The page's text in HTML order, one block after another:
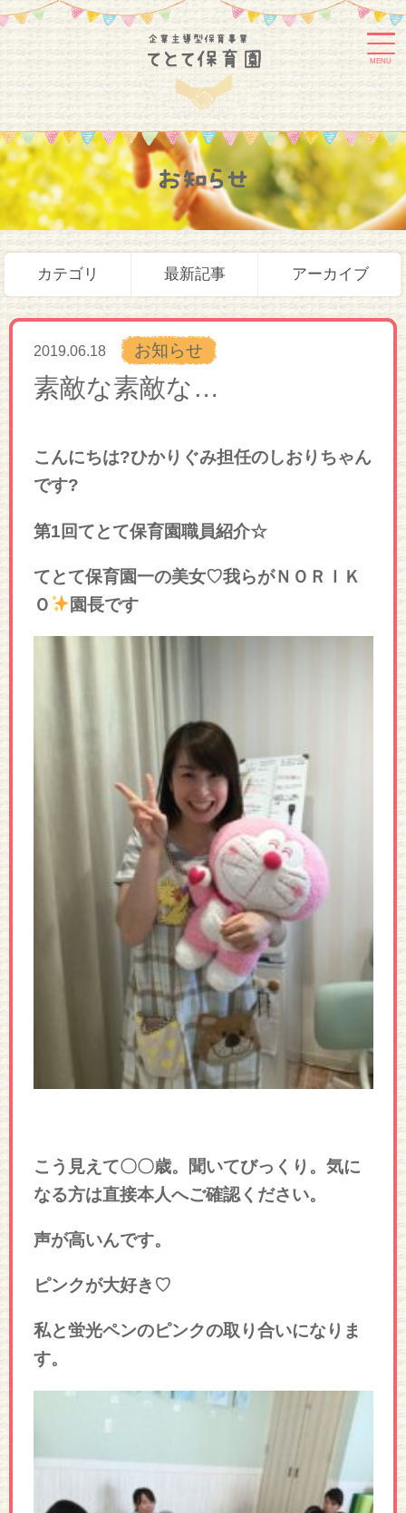
MENU
お知らせ
カテゴリ 最新記事 アーカイブ
2019.06.18 お知らせ
素敵な素敵な…
こんにちは?ひかりぐみ担任のしおりちゃん
です?
第1回てとて保育園職員紹介☆
てとて保育園一の美女♡我らがＮＯＲＩＫ
Ｏ
園長です
こう見えて〇〇歳。聞いてびっくり。気に
なる方は直接本人へご確認ください。
声が高いんです。
ピンクが大好き♡
私と蛍光ペンのピンクの取り合いになりま
す。